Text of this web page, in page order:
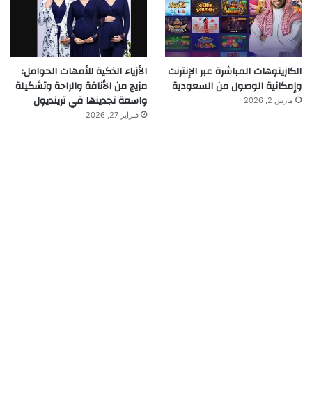
الكازينوهات المباشرة عبر الإنترنت
وإمكانية الوصول من السعودية
مارس 2, 2026
الأزياء الذكية للأمهات الحوامل:
مزيج من الأناقة والراحة وتشكيلة
واسعة تجدينها في ترينديول
فبراير 27, 2026